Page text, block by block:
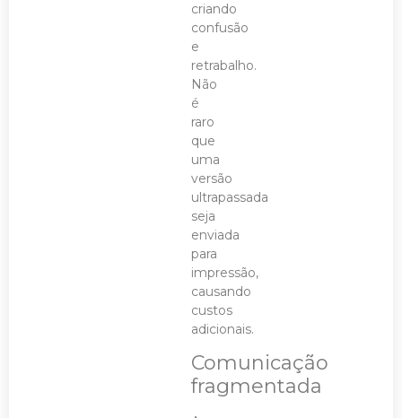
criando
confusão
e
retrabalho.
Não
é
raro
que
uma
versão
ultrapassada
seja
enviada
para
impressão,
causando
custos
adicionais.
Comunicação
fragmentada